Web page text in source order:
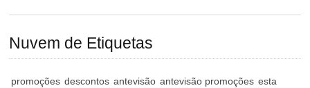
Nuvem de Etiquetas
promoções descontos antevisão antevisão promoções esta